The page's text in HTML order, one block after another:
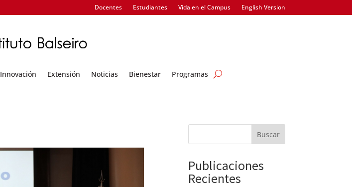
Docentes Estudiantes Vida en el Campus English Version
Innovación Extensión Noticias Bienestar Programas
Buscar
Publicaciones
Recientes